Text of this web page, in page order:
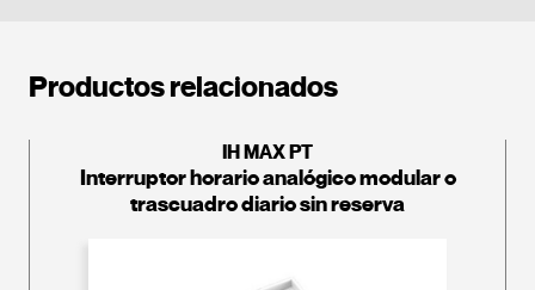
Productos relacionados
IH MAX PT
Interruptor horario analógico modular o
trascuadro diario sin reserva